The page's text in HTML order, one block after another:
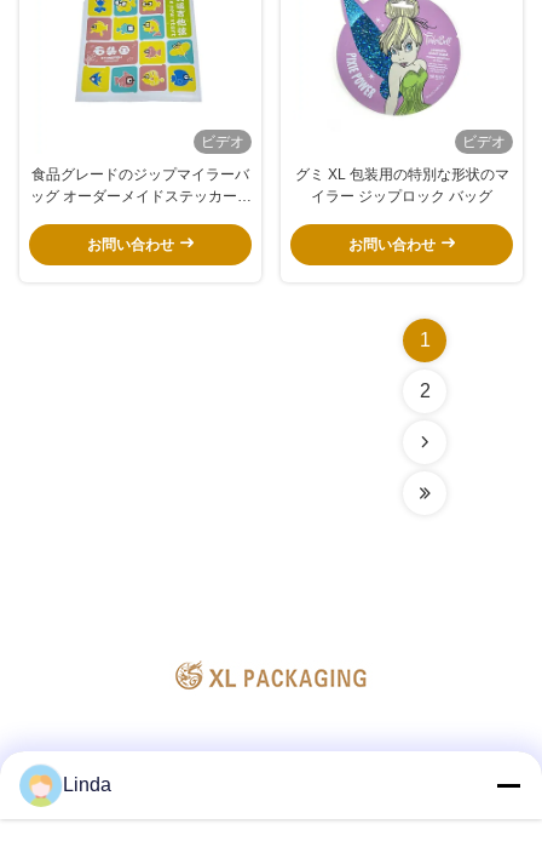
ビデオ
食品グレードのジップマイラーバ
ッグ オーダーメイドステッカーと
お問い合わせ
ビデオ
グミ XL 包装用の特別な形状のマ
イラー ジップロック バッグ
お問い合わせ
1
2
Linda